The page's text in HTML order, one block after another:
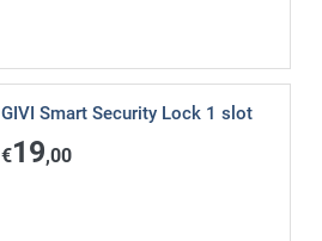
GIVI Smart Security Lock 1 slot
€19,00